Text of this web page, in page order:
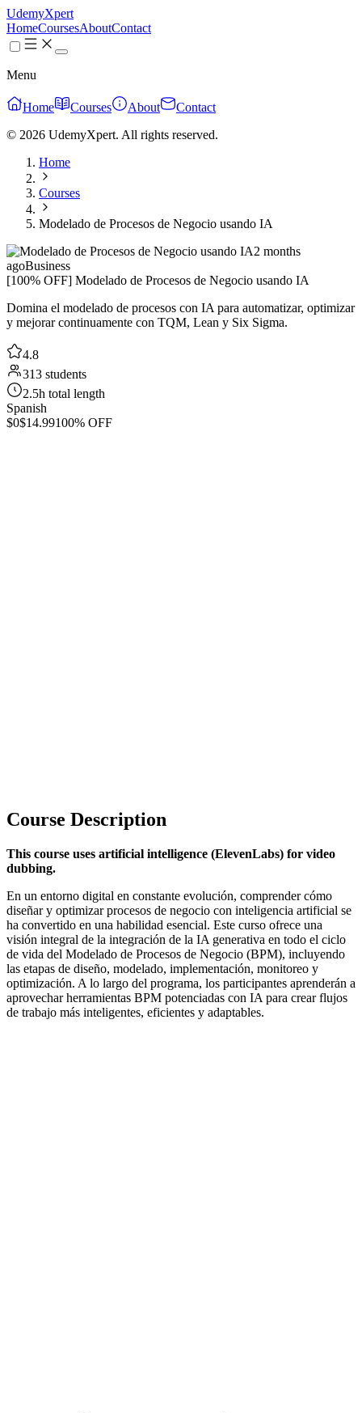
UdemyXpert
HomeCoursesAboutContact
Menu
Home Courses About
Contact
© 2026 UdemyXpert. All rights reserved.
Home
Courses
Modelado de Procesos de Negocio usando IA
2 months
agoBusiness
[100% OFF] Modelado de Procesos de Negocio usando IA
Domina el modelado de procesos con IA para automatizar, optimizar
y mejorar continuamente con TQM, Lean y Six Sigma.
4.8
313 students
2.5h total length
Spanish
$0$14.99100% OFF
Course Description
This course uses artificial intelligence (ElevenLabs) for video
dubbing.
En un entorno digital en constante evolución, comprender cómo
diseñar y optimizar procesos de negocio con inteligencia artificial se
ha convertido en una habilidad esencial. Este curso ofrece una
visión integral de la integración de la IA generativa en todo el ciclo
de vida del Modelado de Procesos de Negocio (BPM), incluyendo
las etapas de diseño, modelado, implementación, monitoreo y
optimización. A lo largo del programa, los participantes aprenderán a
aprovechar herramientas BPM potenciadas con IA para crear flujos
de trabajo más inteligentes, eficientes y adaptables.